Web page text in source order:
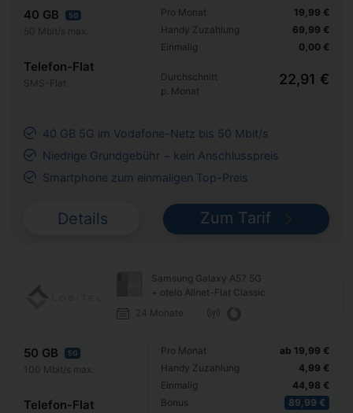
40 GB 5G
50 Mbit/s max.
Telefon-Flat
SMS-Flat
Pro Monat
Handy Zuzahlung
Einmalig
19,99 €
69,99 €
0,00 €
Durchschnitt
p. Monat
22,91 €
40 GB 5G im Vodafone-Netz bis 50 Mbit/s
Niedrige Grundgebühr − kein Anschlusspreis
Smartphone zum einmaligen Top-Preis
Details Zum Tarif
Samsung Galaxy A57 5G
+ otelo Allnet-Flat Classic
24 Monate
50 GB 5G
100 Mbit/s max.
Telefon-Flat
Pro Monat
Handy Zuzahlung
Einmalig
Bonus
ab 19,99 €
4,99 €
44,98 €
89,99 €